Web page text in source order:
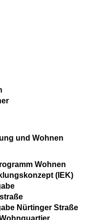
und Wohnen
Wohnen
(IEK)
Nürtinger Straße